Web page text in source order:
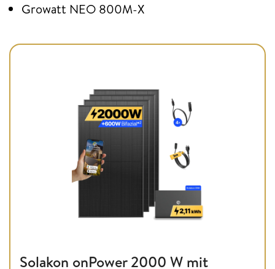
Growatt NEO 800M-X
Solakon onPower 2000 W mit